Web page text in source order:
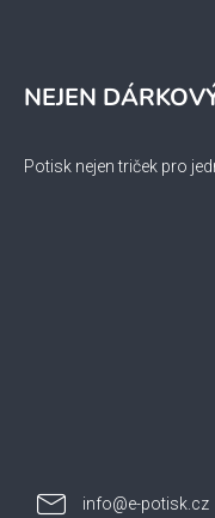
NEJEN
Potisk nejen triček pro
info@e-potisk.cz